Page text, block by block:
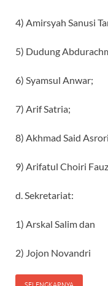
4) Amirsyah Sanusi
5) Dudung
6) Syamsul Anwar;
7) Arif Satria;
8) Akhmad Said
9) Arifatul Choiri
d. Sekretariat:
1) Arskal Salim dan
2) Jojon Novandri
SELENGKAPNYA